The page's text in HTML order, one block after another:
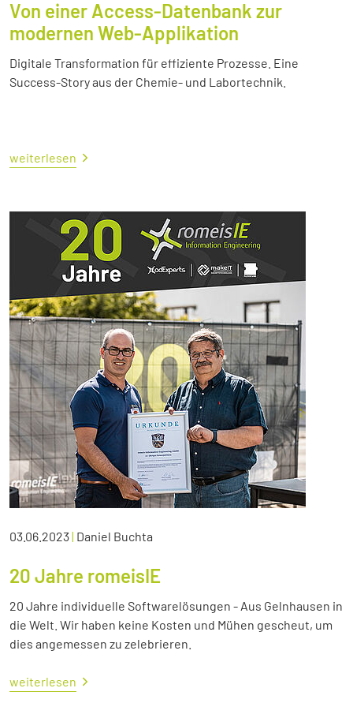
Von einer Access-Datenbank zur
modernen Web-Applikation
Digitale Transformation für effiziente Prozesse. Eine
Success-Story aus der Chemie- und Labortechnik.
weiterlesen
03.06.2023| Daniel Buchta
20 Jahre romeisIE
20 Jahre individuelle Softwarelösungen - Aus Gelnhausen in
die Welt. Wir haben keine Kosten und Mühen gescheut, um
dies angemessen zu zelebrieren.
weiterlesen